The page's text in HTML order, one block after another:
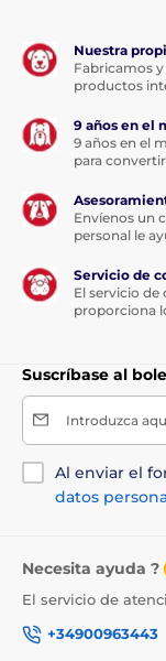
Nuestra
Fabricamos
productos
9 años en el
9 años en el
para
Envíenos un
personal le
Servicio de
El servicio de
proporciona
Suscríbase al
Introduzca
Al enviar el
datos
Necesita ayuda ?
El servicio de
+34900963443